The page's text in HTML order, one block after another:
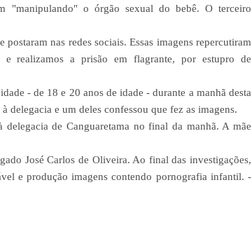
"manipulando" o órgão sexual do bebê. O terceiro
nas redes sociais. Essas imagens repercutiram
realizamos a prisão em flagrante, por estupro de
- de 18 e 20 anos de idade - durante a manhã desta
e um deles confessou que fez as imagens.
de Canguaretama no final da manhã. A mãe
José Carlos de Oliveira. Ao final das investigações,
e produção imagens contendo pornografia infantil. -